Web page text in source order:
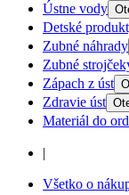
Ústne vody
Detské
Zubné náhrady
Zubné
Zápach z úst
Zdravie úst
Materiál do
|
Všetko o